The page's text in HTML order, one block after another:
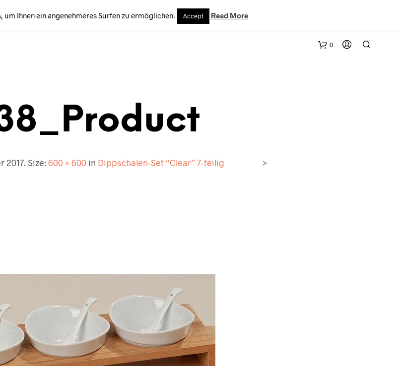
VERTRAG WIDERRUFEN
0
2017. Size: 600 × 600in Dippschalen-Set “Clear” 7-teilig >
um Ihnen ein angenehmeres Surfen zu ermöglichen. Accept Read More